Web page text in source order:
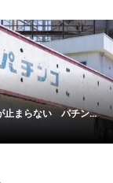
止まらない パチン...